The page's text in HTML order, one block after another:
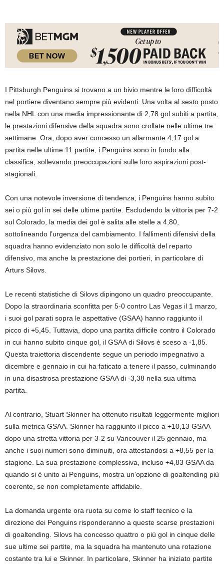
I Pittsburgh Penguins si trovano a un bivio mentre le loro difficoltà
nel portiere diventano sempre più evidenti. Una volta al sesto posto
nella NHL con una media impressionante di 2,78 gol subiti a partita,
le prestazioni difensive della squadra sono crollate nelle ultime tre
settimane. Ora, dopo aver concesso un allarmante 4,17 gol a
partita nelle ultime 11 partite, i Penguins sono in fondo alla
classifica, sollevando preoccupazioni sulle loro aspirazioni post-
stagionali.
Con una notevole inversione di tendenza, i Penguins hanno subito
sei o più gol in sei delle ultime partite. Escludendo la vittoria per 7-2
sul Colorado, la media dei gol è salita alle stelle a 4,80,
sottolineando l’urgenza del cambiamento. I fallimenti difensivi della
squadra hanno evidenziato non solo le difficoltà del reparto
difensivo, ma anche la prestazione dei portieri, in particolare di
Arturs Silovs.
Le recenti statistiche di Silovs dipingono un quadro preoccupante.
Dopo la straordinaria sconfitta per 5-0 contro Las Vegas il 1 marzo,
i suoi gol parati sopra le aspettative (GSAA) hanno raggiunto il
picco di +5,45. Tuttavia, dopo una partita difficile contro il Colorado
in cui hanno subito cinque gol, il GSAA di Silovs è sceso a -1,85.
Questa traiettoria discendente segue un periodo impegnativo a
dicembre e gennaio in cui ha faticato a tenere il passo, culminando
in una disastrosa prestazione GSAA di -3,38 nella sua ultima
partita.
Al contrario, Stuart Skinner ha ottenuto risultati leggermente migliori
sulla metrica GSAA. Skinner ha raggiunto il picco a +10,13 GSAA
dopo una stretta vittoria per 3-2 su Vancouver il 25 gennaio, ma
anche i suoi numeri sono diminuiti, ora attestandosi a +8,55 per la
stagione. La sua prestazione complessiva, incluso +4,83 GSAA da
quando si è unito ai Penguins, mostra un’opzione di goaltending più
coerente, se non completamente affidabile.
La domanda urgente ora ruota su come lo staff tecnico e la
direzione dei Penguins risponderanno a queste scarse prestazioni
di goaltending. Silovs ha concesso quattro o più gol in cinque delle
sue ultime sei partite, ma la squadra ha mantenuto una rotazione
costante tra lui e Skinner. In particolare, Skinner ha iniziato partite